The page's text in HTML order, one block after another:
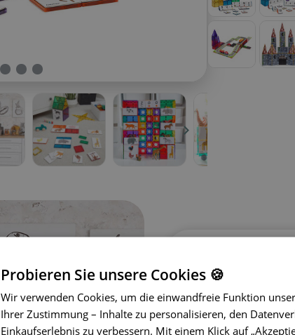
Magnetische
Kombination aus
einzelnen Teile
Probieren Sie unsere Cookies 🍪
Wir verwenden Cookies, um die einwandfreie Funktion
Ihrer Zustimmung – Inhalte zu personalisieren, den
Einkaufserlebnis zu verbessern. Mit einem Klick auf